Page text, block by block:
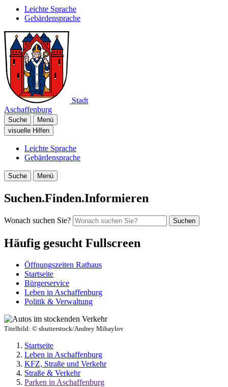
Leichte Sprache
Gebärdensprache
Stadt
Aschaffenburg
Suche
Menü
visuelle Hilfen
Leichte Sprache
Gebärdensprache
Suche Menü
Suchen.Finden.Informieren
Wonach suchen Sie? Suchen
Häufig gesucht Fullscreen
Öffnungszeiten Rathaus
Startseite
Bürgerservice
Leben in Aschaffenburg
Politik & Verwaltung
Titelbild: © shutterstock/Andrey Mihaylov
Startseite
Leben in Aschaffenburg
KFZ, Straße und Verkehr
Straße & Verkehr
Parken in Aschaffenburg